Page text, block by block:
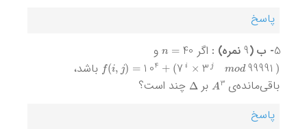
پاسخ
5- ب (9 نمره) : اگر 40 و
(i,j) =10 + 7 × jmo d99991)
باشد،
باقی‌مانده‌ی A3 بر Δ چند است؟
پاسخ